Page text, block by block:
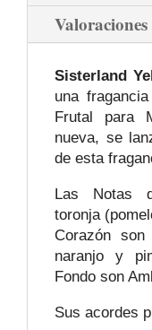
Sisterland
una
Frutal para
nueva, se
de esta
Las Notas
toronja
Corazón
naranjo y
Fondo son
Sus acordes